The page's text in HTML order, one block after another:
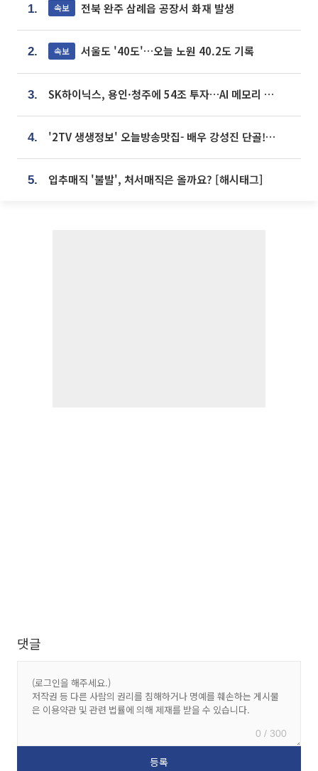
1. 속보 전북 완주 삼례읍 공장서 화재 발생
2. 속보 서울도 '40도'…오늘 노원 40.2도 기록
3. SK하이닉스, 용인·청주에 54조 투자…AI 메모리 생산기지 키운다
4. '2TV 생생정보' 오늘방송맛집- 배우 강성진 단골! 쌀국수ㆍ푸팟퐁 커리 맛집 '블○○○'
5. 입추매직 '불발', 처서매직은 올까요? [해시태그]
댓글
0 / 300